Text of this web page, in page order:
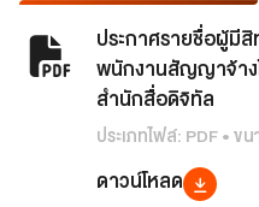
ประกาศรายชื่อผู้มี
พนักงานสัญญาจ้าง
สำนักสื่อดิจิทัล
ประเภทไฟล์: PDF • ข
ดาวน์โหลด